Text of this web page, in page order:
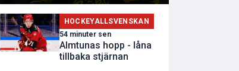
HOCKEYALLSVENSKAN
54 minuter sen
Almtunas hopp - låna
tillbaka stjärnan